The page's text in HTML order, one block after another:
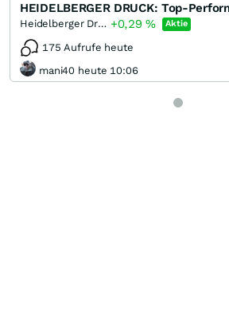
HEIDELBERGER DRUCK: Top-
Heidelberger Druckmaschinen +0,29% Aktie
175 Aufrufe heute
mani40 heute 10:06